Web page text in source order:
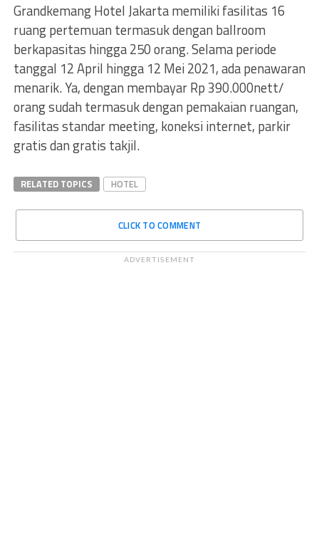
Grandkemang Hotel Jakarta memiliki fasilitas 16
ruang pertemuan termasuk dengan ballroom
berkapasitas hingga 250 orang. Selama periode
tanggal 12 April hingga 12 Mei 2021, ada penawaran
menarik. Ya, dengan membayar Rp 390.000nett/
orang sudah termasuk dengan pemakaian ruangan,
fasilitas standar meeting, koneksi internet, parkir
gratis dan gratis takjil.
RELATED TOPICS HOTEL
CLICK TO COMMENT
ADVERTISEMENT